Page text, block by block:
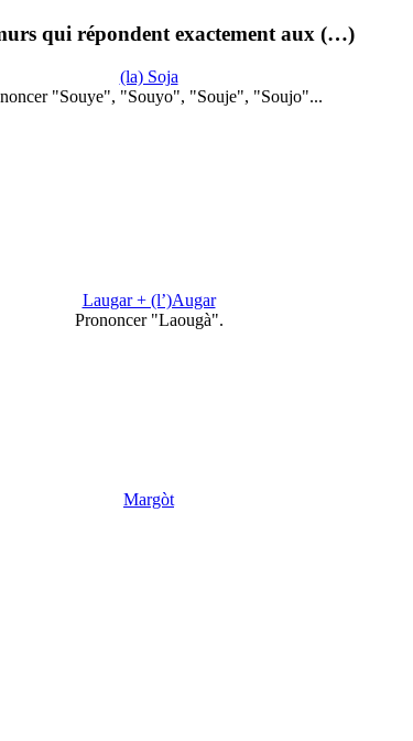
qui répondent exactement aux (…)
(la) Soja
"Souye", "Souyo", "Souje", "Soujo"...
Laugar + (l’)Augar
Prononcer "Laougà".
Margòt